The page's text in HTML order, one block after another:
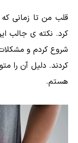
قلب من تا زمانی که
کرد. نکته ی جالب
کردند. دلیل آن را
هستم.